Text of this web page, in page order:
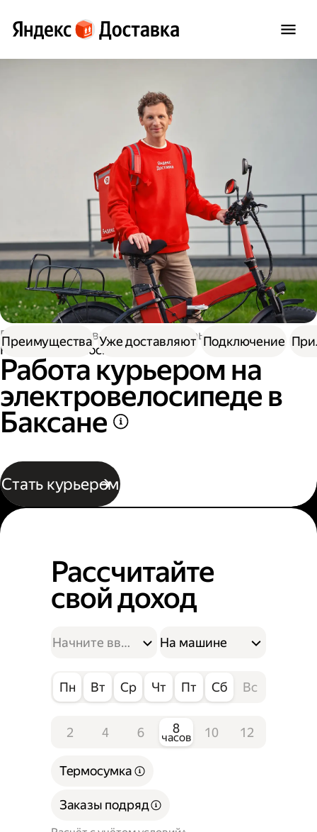
Работа в Доставке
Работа курьером
На электровелосипеде
Работа курьером на
электровелосипеде в
Баксане
Стать курьером
Преимущества Уже доставляют Подключение
Рассчитайте
свой доход
На машине
Пн Вт Ср Чт Пт Сб Вс
2 4 6 8
часов 10 12
Термосумка
Заказы подряд